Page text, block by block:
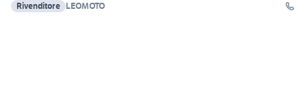
Rivenditore LEOMOTO